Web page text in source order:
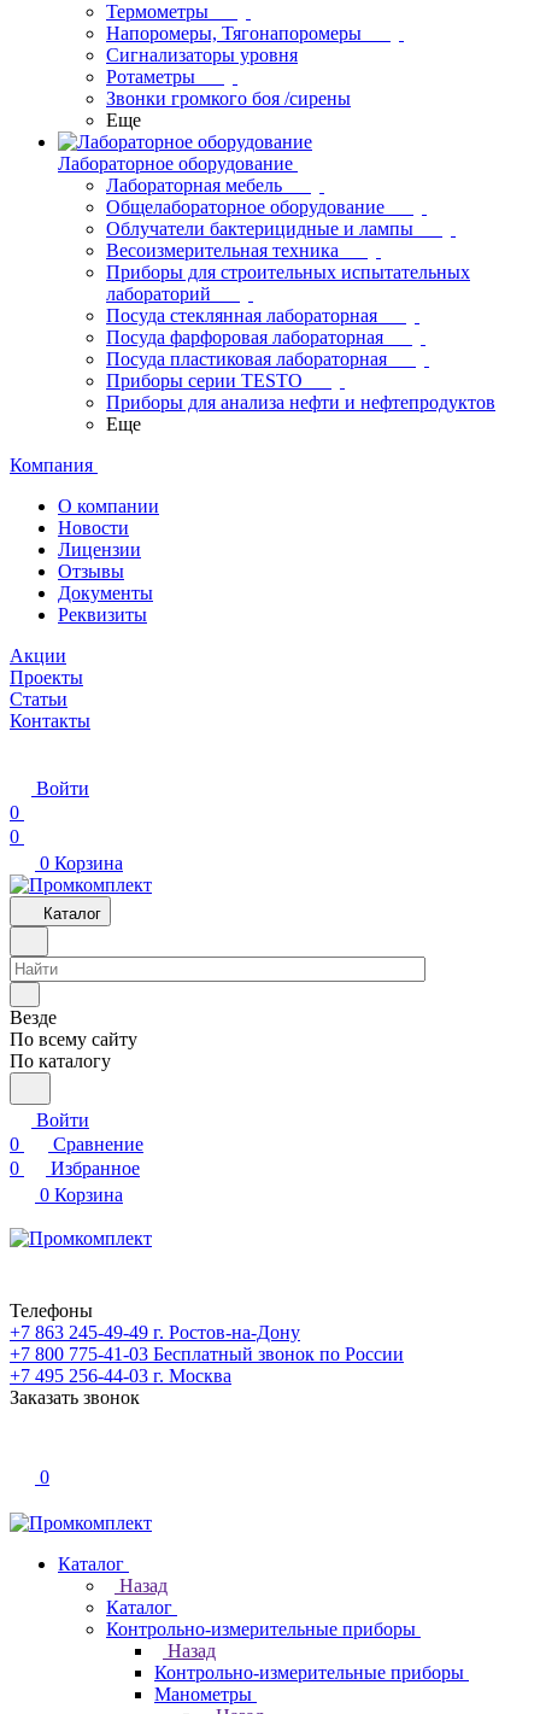
Термометры
Напоромеры, Тягонапоромеры
Сигнализаторы уровня
Ротаметры
Звонки громкого боя /сирены
Еще
Лабораторное оборудование
Лабораторная мебель
Общелабораторное оборудование
Облучатели бактерицидные и лампы
Весоизмерительная техника
Приборы для строительных испытательных
лабораторий
Посуда стеклянная лабораторная
Посуда фарфоровая лабораторная
Посуда пластиковая лабораторная
Приборы серии TESTO
Приборы для анализа нефти и нефтепродуктов
Еще
Компания
О компании
Новости
Лицензии
Отзывы
Документы
Реквизиты
Акции
Проекты
Статьи
Контакты
Войти
0
0
0 Корзина
Каталог
Везде
По всему сайту
По каталогу
Войти
0
Сравнение
0
Избранное
0 Корзина
Телефоны
+7 863 245-49-49 г. Ростов-на-Дону
+7 800 775-41-03 Бесплатный звонок по России
+7 495 256-44-03 г. Москва
Заказать звонок
0
Каталог
Назад
Каталог
Контрольно-измерительные приборы
Назад
Контрольно-измерительные приборы
Манометры